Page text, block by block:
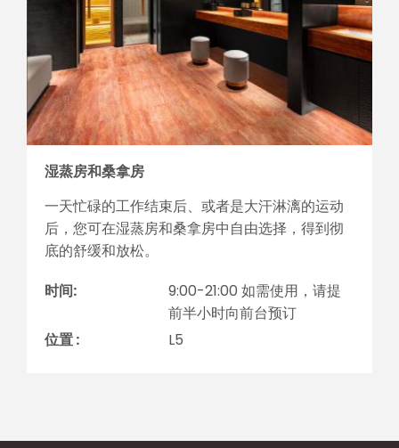
湿蒸房和桑拿房
一天忙碌的工作结束后、或者是大汗淋漓的运动
后，您可在湿蒸房和桑拿房中自由选择，得到彻
底的舒缓和放松。
时间:
9:00-21:00 如需使用，请提
前半小时向前台预订
位置 :
L5